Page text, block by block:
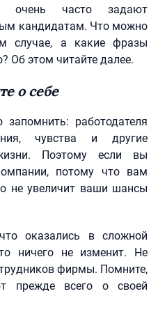
очень часто задают
кандидатам. Что можно
случае, а какие фразы
Об этом читайте далее.
о себе
работодателя
чувства и другие
Поэтому если вы
потому что вам
не увеличит ваши шансы
оказались в сложной
ничего не изменит. Не
фирмы. Помните,
прежде всего о своей